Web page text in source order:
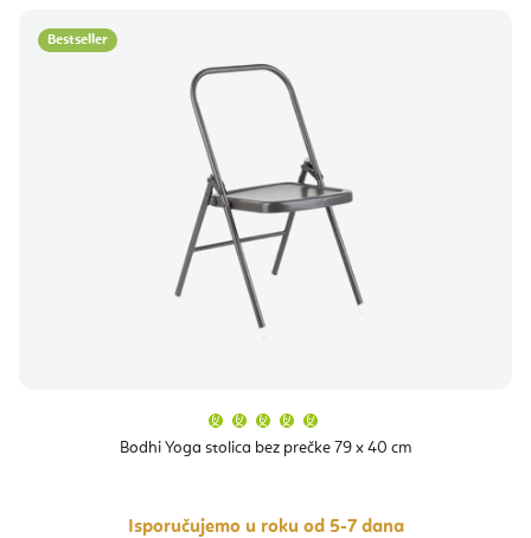
Bestseller
Bodhi Yoga stolica bez prečke 79 x 40 cm
proizvoda
je
zvjezdica.
Isporučujemo u roku od 5-7 dana